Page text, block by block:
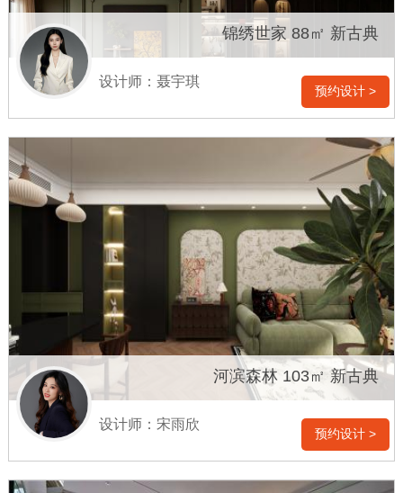
锦绣世家 88㎡ 新古典
设计师：聂宇琪
预约设计 >
河滨森林 103㎡ 新古典
设计师：宋雨欣
预约设计 >